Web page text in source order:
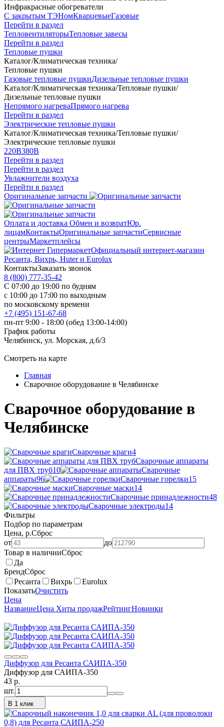
Инфракрасные обогреватели
С закрытым ТЭНомКварцевыеГазовые
Перейти в раздел
ТепловентиляторыТепловые завесы
Перейти в раздел
Тепловые пушки
Каталог/Климатическая техника/
Тепловые пушки
Газовые тепловые пушкиДизельные тепловые пушки
Каталог/Климатическая техника/Тепловые пушки/
Дизельные тепловые пушки
Непрямого нагреваПрямого нагрева
Перейти в раздел
Электрические тепловые пушки
Каталог/Климатическая техника/Тепловые пушки/
Электрические тепловые пушки
220В380В
Перейти в раздел
Перейти в раздел
Увлажнители воздуха
Перейти в раздел
Оригинальные запчасти
Оплата и доставка Обмен и возвратЮр.
лицамКонтактыОригинальные запчастиСервисные
центрыМаркетплейсы
Официальный интернет-магазин
Ресанта, Вихрь, Huter и Eurolux
КонтактыЗаказать звонок
8 (800) 777-35-42
С 07:00 до 19:00 по будням
с 10:00 до 17:00 по выходным
по московскому времени
+7 (495) 151-67-68
пн-пт 9:00 - 18:00 (обед 13:00-14:00)
График работы
Челябинск, ул. Морская, д.6/3
Смотреть на карте
Главная
Сварочное оборудование в Челябинске
Сварочное оборудование в
Челябинске
Сварочные краги4
Сварочные аппараты
для ПВХ труб10
Сварочные
аппараты96 Сварочные горелки15
Сварочные маски14
Сварочные принадлежности48
Сварочные электроды14
Фильтры
Подбор по параметрам
Цена, р.Сброс
от
до
Товар в наличииСброс
Да
БрендСброс
Ресанта
Вихрь
Eurolux
ПоказатьОчистить
Цена
НазваниеЦена Хиты продажРейтингНовинки
Диффузор для Ресанта САИПА-350
Диффузор для САИПА-350
43 p.
шт.
В 1 клик